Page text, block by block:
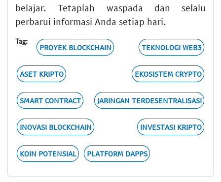
belajar. Tetaplah waspada dan selalu
perbarui informasi Anda setiap hari.
Tag:
PROYEK BLOCKCHAIN TEKNOLOGI WEB3
ASET KRIPTO EKOSISTEM CRYPTO
SMART CONTRACT JARINGAN TERDESENTRALISASI
INOVASI BLOCKCHAIN INVESTASI KRIPTO
KOIN POTENSIAL PLATFORM DAPPS